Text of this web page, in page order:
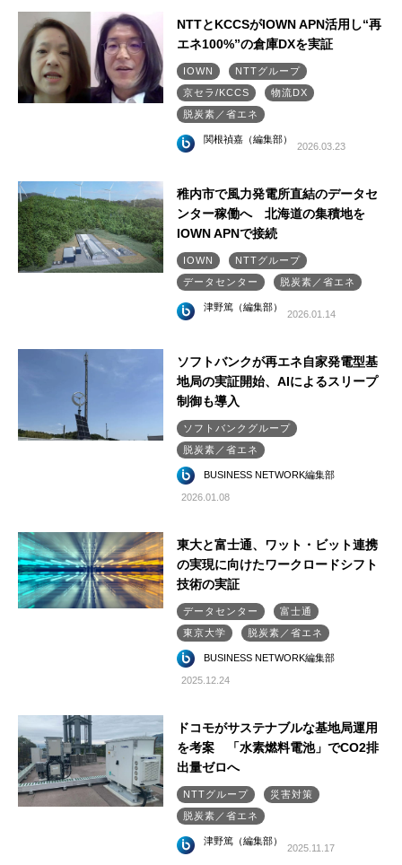
NTTとKCCSがIOWN APN活用し“再
エネ100%”の倉庫DXを実証
IOWN
NTTグループ
京セラ/KCCS
物流DX
脱炭素／省エネ
関根禎嘉（編集部）
2026.03.23
稚内市で風力発電所直結のデータセ
ンター稼働へ 北海道の集積地を
IOWN APNで接続
IOWN
NTTグループ
データセンター
脱炭素／省エネ
津野篤（編集部）
2026.01.14
ソフトバンクが再エネ自家発電型基
地局の実証開始、AIによるスリープ
制御も導入
ソフトバンクグループ
脱炭素／省エネ
BUSINESS NETWORK編集部
2026.01.08
東大と富士通、ワット・ビット連携
の実現に向けたワークロードシフト
技術の実証
データセンター
富士通
東京大学
脱炭素／省エネ
BUSINESS NETWORK編集部
2025.12.24
ドコモがサステナブルな基地局運用
を考案 「水素燃料電池」でCO2排
出量ゼロへ
NTTグループ
災害対策
脱炭素／省エネ
津野篤（編集部）
2025.11.17